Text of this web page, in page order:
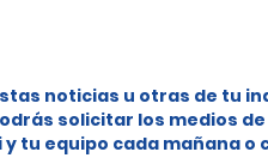
noticias u otras de tu
solicitar los medios
tu equipo cada mañana